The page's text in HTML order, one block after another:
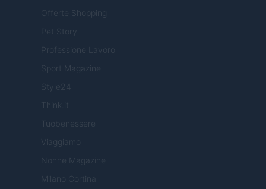
Offerte Shopping
Pet Story
Professione Lavoro
Sport Magazine
Style24
Think.it
Tuobenessere
Viaggiamo
Nonne Magazine
Milano Cortina